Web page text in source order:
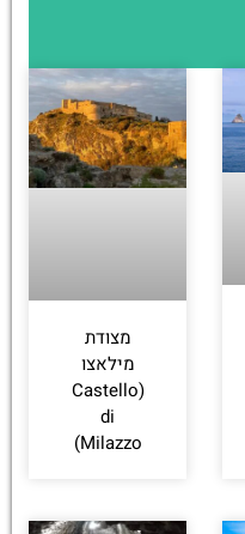
מצודת
מילאצו
(Castello
di
Milazzo)